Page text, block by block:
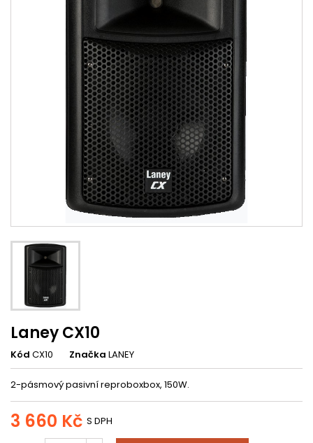
Laney CX10
Kód CX10 Značka LANEY
2-pásmový pasivní reproboxbox, 150W.
3 660 Kč S DPH